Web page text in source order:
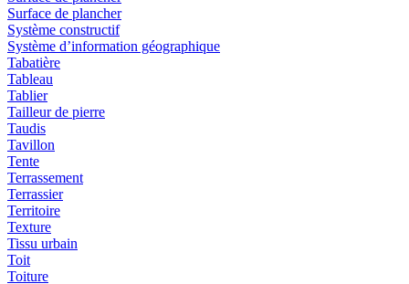
Surface de plancher
Système constructif
Système d’information géographique
Tabatière
Tableau
Tablier
Tailleur de pierre
Taudis
Tavillon
Tente
Terrassement
Terrassier
Territoire
Texture
Tissu urbain
Toit
Toiture